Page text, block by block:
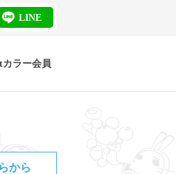
LINE
ラー会員
から